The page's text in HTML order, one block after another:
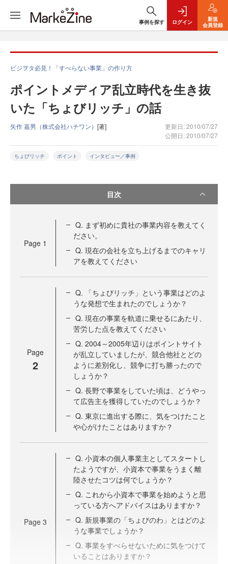
事例を探す ログイン
新規
会員登録
ビジヲタ必見！「すべらない事業」の作り方
ポイントメディア乱立時代を生き抜
いた「ちょびリッチ」の話
矢作 嘉男（株式会社ハチワン） [著]
更新日: 2010/07/27
公開日: 2010/07/27
ちょびリッチ ポイント インタビュー／事例
目次
Page 1
Q. まず初めに貴社の事業内容を教えてく
ださい。
Q. 現在の会社を立ち上げるまでのキャリ
アを教えてください
Page
2
Q. 「ちょびリッチ」という事業はどのよ
うな発想で生まれたのでしょうか？
Q. 現在の事業を軌道に乗せるにあたり、
苦労した点を教えてください
Q. 2004～2005年辺りはポイントサイト
が乱立していましたが、競合他社とどの
ように差別化し、競争に打ち勝ったので
しょうか？
Q. 長野で事業をしていた頃は、どうやっ
て広告主を獲得していたのでしょうか？
Q. 東京に進出する際に、気をつけたこと
や心がけたことはありますか？
Page 3
Q. 小資本の個人事業主としてスタートし
たようですが、小資本で事業をうまく離
陸させたコツは何でしょうか？
Q. これから小資本で事業を始めようと思
っている方へアドバイスはありますか？
Q. 新規事業の「ちょびのわ」とはどのよ
うな事業でしょうか？
Q. 事業をすべらせないために気をつけて
いることはありますか？